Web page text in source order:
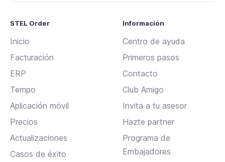
STEL Order
Inicio
Facturación
ERP
Tempo
Aplicación móvil
Precios
Actualizaciones
Casos de éxito
Información
Centro de ayuda
Primeros pasos
Contacto
Club Amigo
Invita a tu asesor
Hazte partner
Programa de
Embajadores